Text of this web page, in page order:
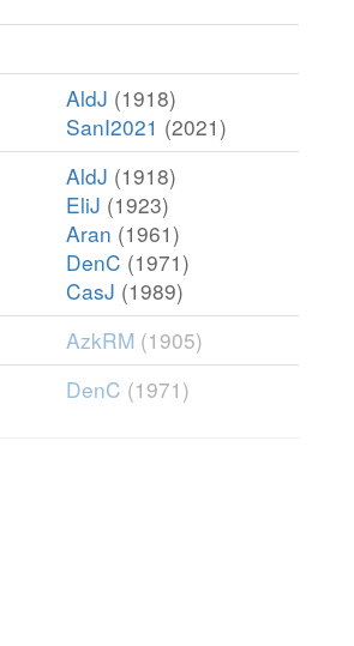
AldJ (1918)
SanI2021 (2021)
AldJ (1918)
EliJ (1923)
Aran (1961)
DenC (1971)
CasJ (1989)
AzkRM (1905)
DenC (1971)